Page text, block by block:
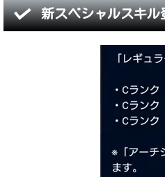
新スペシャルスキル